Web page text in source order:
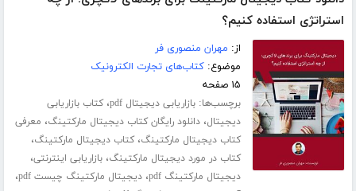
استراتژی استفاده کنیم؟
از: مهران منصوری فر
موضوع:کتاب‌های تجارت الکترونیک
۱۵ صفحه
برچسب‌ها:بازاریابی دیجیتال pdf ،کتاب بازاریابی
دیجیتال،دانلود رایگان کتاب دیجیتال مارکتینگ، معرفی
کتاب دیجیتال مارکتینگ،کتاب دیجیتال مارکتینگ،
کتاب در مورد دیجیتال مارکتینگ،بازاریابی اینترنتی،
دیجیتال مارکتینگ pdf ،دیجیتال مارکتینگ چیست pdf ،